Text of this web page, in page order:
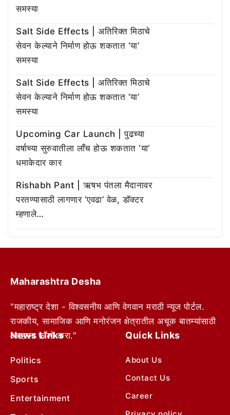
समस्या
Salt Side Effects | अतिरिक्त मिठाचे
सेवन केल्याने निर्माण होऊ शकतात ‘या’
समस्या
Salt Side Effects | अतिरिक्त मिठाचे
सेवन केल्याने निर्माण होऊ शकतात ‘या’
समस्या
Upcoming Car Launch | पुढच्या
वर्षाच्या सुरुवातीला लाँच होऊ शकतात ‘या’
धमाकेदार कार
Rishabh Pant | ऋषभ पंतला मैदानावर
परतण्यासाठी लागणार ‘एवढा’ वेळ, डॉक्टर
म्हणाले…
Maharashtra Desha
"महाराष्ट्र देशा - विश्वसनीय आणि वेगवान मराठी न्यूज पोर्टल.
राजकीय, सामाजिक आणि मनोरंजन क्षेत्रातील अचूक बातम्यांसाठी
आम्हाला फॉलो करा."
News Links
Politics
Sports
Entertainment
Quick Links
About Us
Contact Us
Career